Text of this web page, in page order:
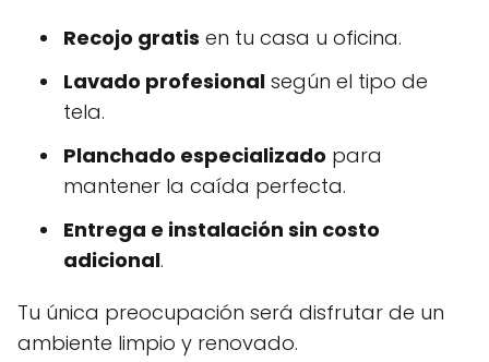
Recojo gratis en tu casa u oficina.
Lavado profesional según el tipo de
tela.
Planchado especializado para
mantener la caída perfecta.
Entrega e instalación sin costo
adicional.
Tu única preocupación será disfrutar de un
ambiente limpio y renovado.